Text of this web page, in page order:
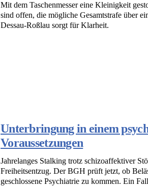
Mit dem Taschenmesser eine Kleinigkeit
sind offen, die mögliche Gesamtstrafe über
Dessau-Roßlau sorgt für Klarheit.
Unterbringung in einem
Voraussetzungen
Jahrelanges Stalking trotz schizoaffektiver
Freiheitsentzug. Der BGH prüft jetzt, ob
geschlossene Psychiatrie zu kommen. Ein